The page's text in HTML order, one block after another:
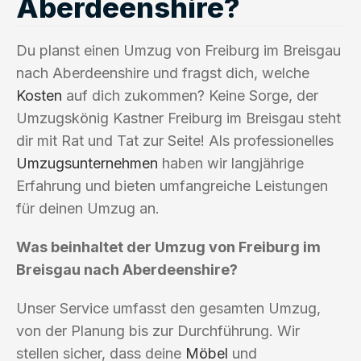
Aberdeenshire?
Du planst einen Umzug von Freiburg im Breisgau
nach Aberdeenshire und fragst dich, welche
Kosten auf dich zukommen? Keine Sorge, der
Umzugskönig Kastner Freiburg im Breisgau steht
dir mit Rat und Tat zur Seite! Als professionelles
Umzugsunternehmen haben wir langjährige
Erfahrung und bieten umfangreiche Leistungen
für deinen Umzug an.
Was beinhaltet der Umzug von Freiburg im
Breisgau nach Aberdeenshire?
Unser Service umfasst den gesamten Umzug,
von der Planung bis zur Durchführung. Wir
stellen sicher, dass deine Möbel und